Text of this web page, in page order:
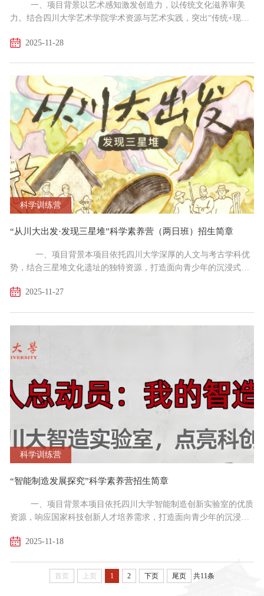
一、项目背景以艺术感知激发创造力，以传统文化滋养审美
力。结合四川大学艺术学院学术资源与艺术实践，突出“传统+现
主题，助力青少年开启多维艺术认知之旅。二、项目特色走进百年
象面向全国中小学生。四、活动时间及地点1.时间：20...
2025-11-28
科学训练营
“从川大出发·发现三星堆”科学素养营（两日班）招生简章
一、项目背景本项目依托四川大学深厚的人文与考古学科优
势，结合三星堆文化遗址的独特资源，打造面向青少年的沉浸式科
导学生在历史与考古的探索中，培养科学思维、文化理解与团队协
星堆遗址的实地教学，增强文化感知；3、科学思维训练...
2025-11-27
科学训练营
“智能制造发展探究”科学素养营招生简章
一、项目背景本项目依托四川大学智能制造创新实验室的优质
资源，响应国家科技创新人才培养需求，打造面向青少年的沉浸式
引导学生在3D打印、手工电路板制作、机器人体验等实践项目探索
实践深度结合：结合理论讲座+现场参观+动手实践，贯穿产品制造
全流程，学生动手完成机械臂制作、装配调试等实操环节...
2025-11-18
首页 上页 1 2 下页 尾页 共11条